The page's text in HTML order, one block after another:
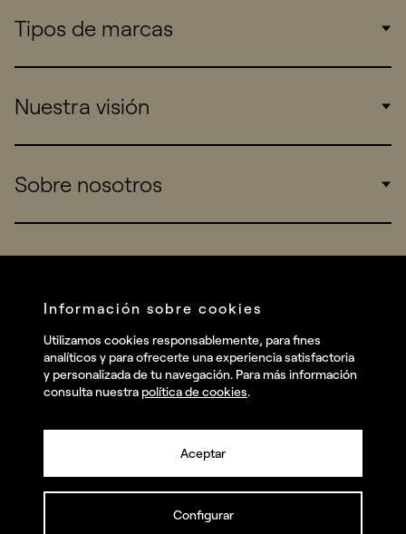
Tipos de marcas
Consumers
Startups
Nuestra visión
Work
Sobre nosotros
Talent
Contact
Instagram
Facebook
© summa.es Todos los derechos reservados.
Información sobre cookies
Utilizamos cookies responsablemente, para fines
analíticos y para ofrecerte una experiencia satisfactoria
y personalizada de tu navegación. Para más información
consulta nuestra política de cookies.
Aceptar
Configurar